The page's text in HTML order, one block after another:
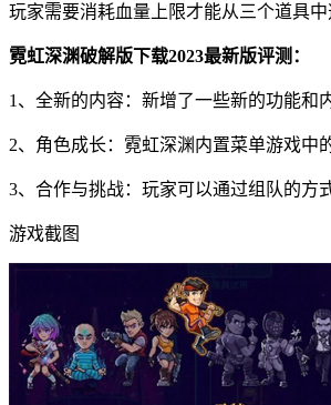
玩家需要消耗血量上限才能从三个道具中
霓虹深渊破解版下载2023最新版评测：
1、全新的内容：新增了一些新的功能和
2、角色成长：霓虹深渊内置菜单游戏中
3、合作与挑战：玩家可以通过组队的方
游戏截图